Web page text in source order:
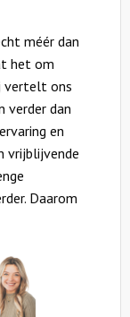
méér dan
het om
vertelt ons
verder dan
en
vrijblijvende
Daarom